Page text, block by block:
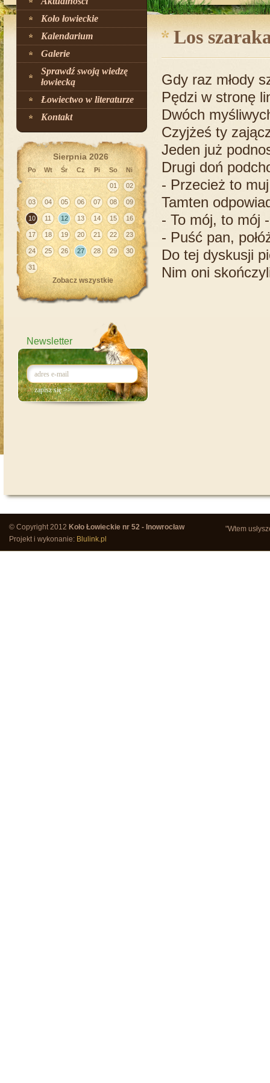
Koło łowieckie
Kalendarium
Galerie
Sprawdź swoją wiedzę
łowiecką
Łowiectwo w literaturze
Kontakt
Sierpnia 2026
Po Wt Śr Cz Pi So Ni
01 02
03 04 05 06 07 08 09
10 11 12 13 14 15 16
17 18 19 20 21 22 23
24 25 26 27 28 29 30
31
Zobacz wszystkie
Newsletter
Los
Gdy raz młody
Pędzi w stronę
Dwóch
Czyjżeś ty
Jeden już
Drugi doń
- Przecież to
Tamten
- To mój, to mój
- Puść pan,
Do tej dyskusji
Nim oni
"Wtem
© Copyright 2012 Koło Łowieckie nr 52 - Inowrocław
Projekt i wykonanie: Blulink.pl